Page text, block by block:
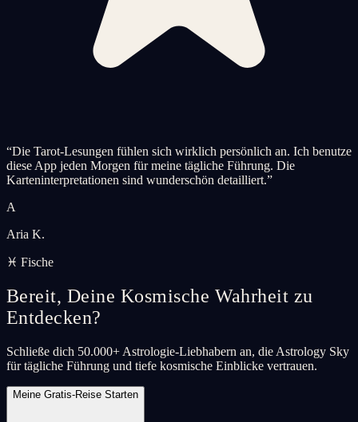
“Die Tarot-Lesungen fühlen sich wirklich persönlich an. Ich benutze
diese App jeden Morgen für meine tägliche Führung. Die
Karteninterpretationen sind wunderschön detailliert.”
A
Aria K.
♓ Fische
Bereit, Deine Kosmische Wahrheit zu
Entdecken?
Schließe dich 50.000+ Astrologie-Liebhabern an, die Astrology Sky
für tägliche Führung und tiefe kosmische Einblicke vertrauen.
Meine Gratis-Reise Starten